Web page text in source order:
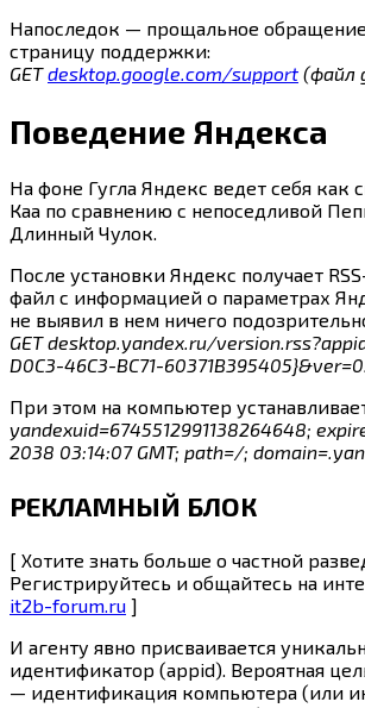
Напоследок — прощальное обращение
страницу поддержки:
GETdesktop.google.com/support (файл
Поведение Яндекса
На фоне Гугла Яндекс ведет себя как
Каа по сравнению с непоседливой
Длинный Чулок.
После установки Яндекс получает
файл с информацией о параметрах
не выявил в нем ничего
GET desktop.yandex.ru/
D0C3-46C3-BC71-
При этом на компьютер
yandexuid=6745512991138264648;
2038 03:14:07 GMT; path=/;
РЕКЛАМНЫЙ БЛОК
[ Хотите знать больше о частной
Регистрируйтесь и общайтесь на
it2b-forum.ru ]
И агенту явно присваивается
идентификатор (appid). Вероятная
— идентификация компьютера (или